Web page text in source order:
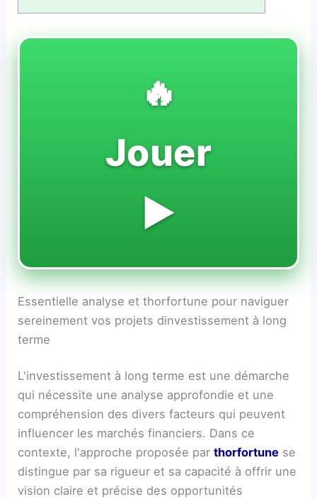
🔥
Jouer
▶️
Essentielle analyse et thorfortune pour naviguer
sereinement vos projets dinvestissement à long
terme
L'investissement à long terme est une démarche
qui nécessite une analyse approfondie et une
compréhension des divers facteurs qui peuvent
influencer les marchés financiers. Dans ce
contexte, l'approche proposée parthorfortune se
distingue par sa rigueur et sa capacité à offrir une
vision claire et précise des opportunités